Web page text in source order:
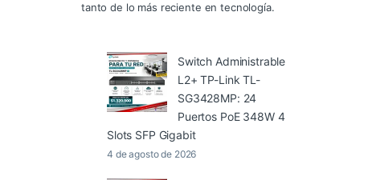
tanto de lo más reciente en tecnología.
Switch Administrable
L2+ TP-Link TL-
SG3428MP: 24
Puertos PoE 348W 4
Slots SFP Gigabit
4 de agosto de 2026